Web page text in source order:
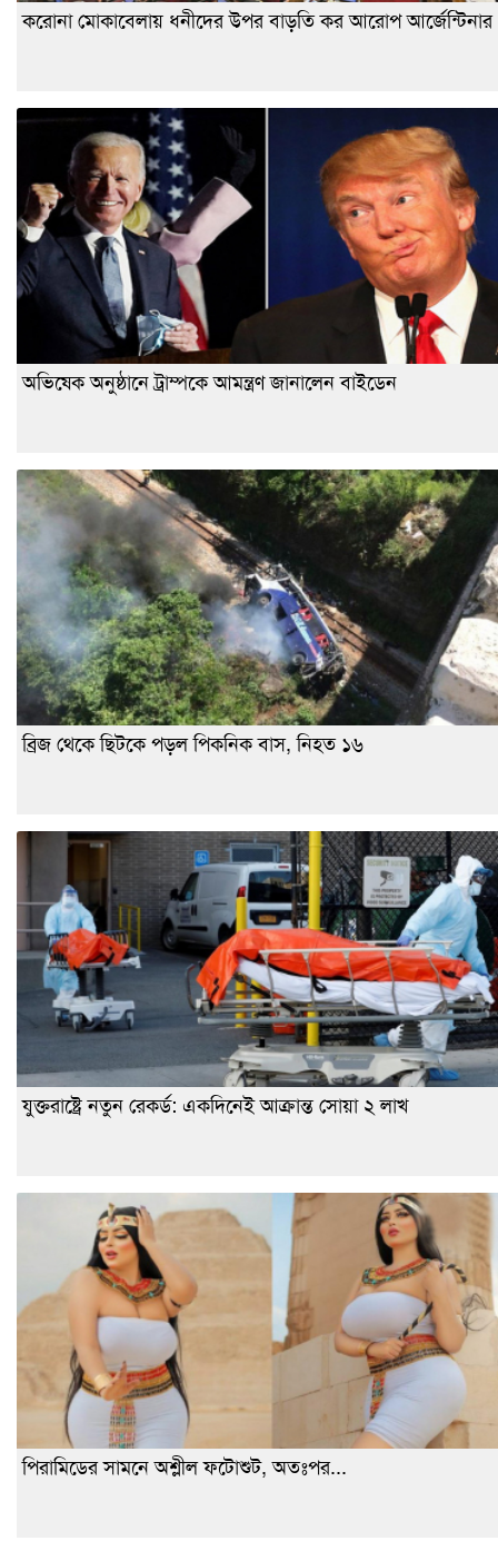
করোনা মোকাবেলায় ধনীদের উপর বাড়তি কর আরোপ আর্জেন্টিনার
অভিষেক অনুষ্ঠানে ট্রাম্পকে আমন্ত্রণ জানালেন বাইডেন
ব্রিজ থেকে ছিটকে পড়ল পিকনিক বাস, নিহত ১৬
যুক্তরাষ্ট্রে নতুন রেকর্ড: একদিনেই আক্রান্ত সোয়া ২ লাখ
পিরামিডের সামনে অশ্লীল ফটোশুট, অতঃপর...